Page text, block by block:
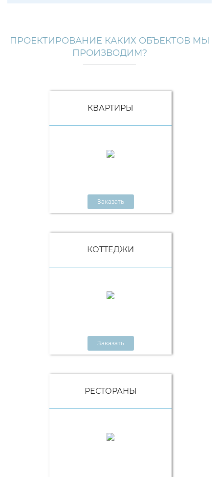
ПРОЕКТИРОВАНИЕ КАКИХ ОБЪЕКТОВ МЫ
ПРОИЗВОДИМ?
КВАРТИРЫ
Заказать
КОТТЕДЖИ
Заказать
РЕСТОРАНЫ